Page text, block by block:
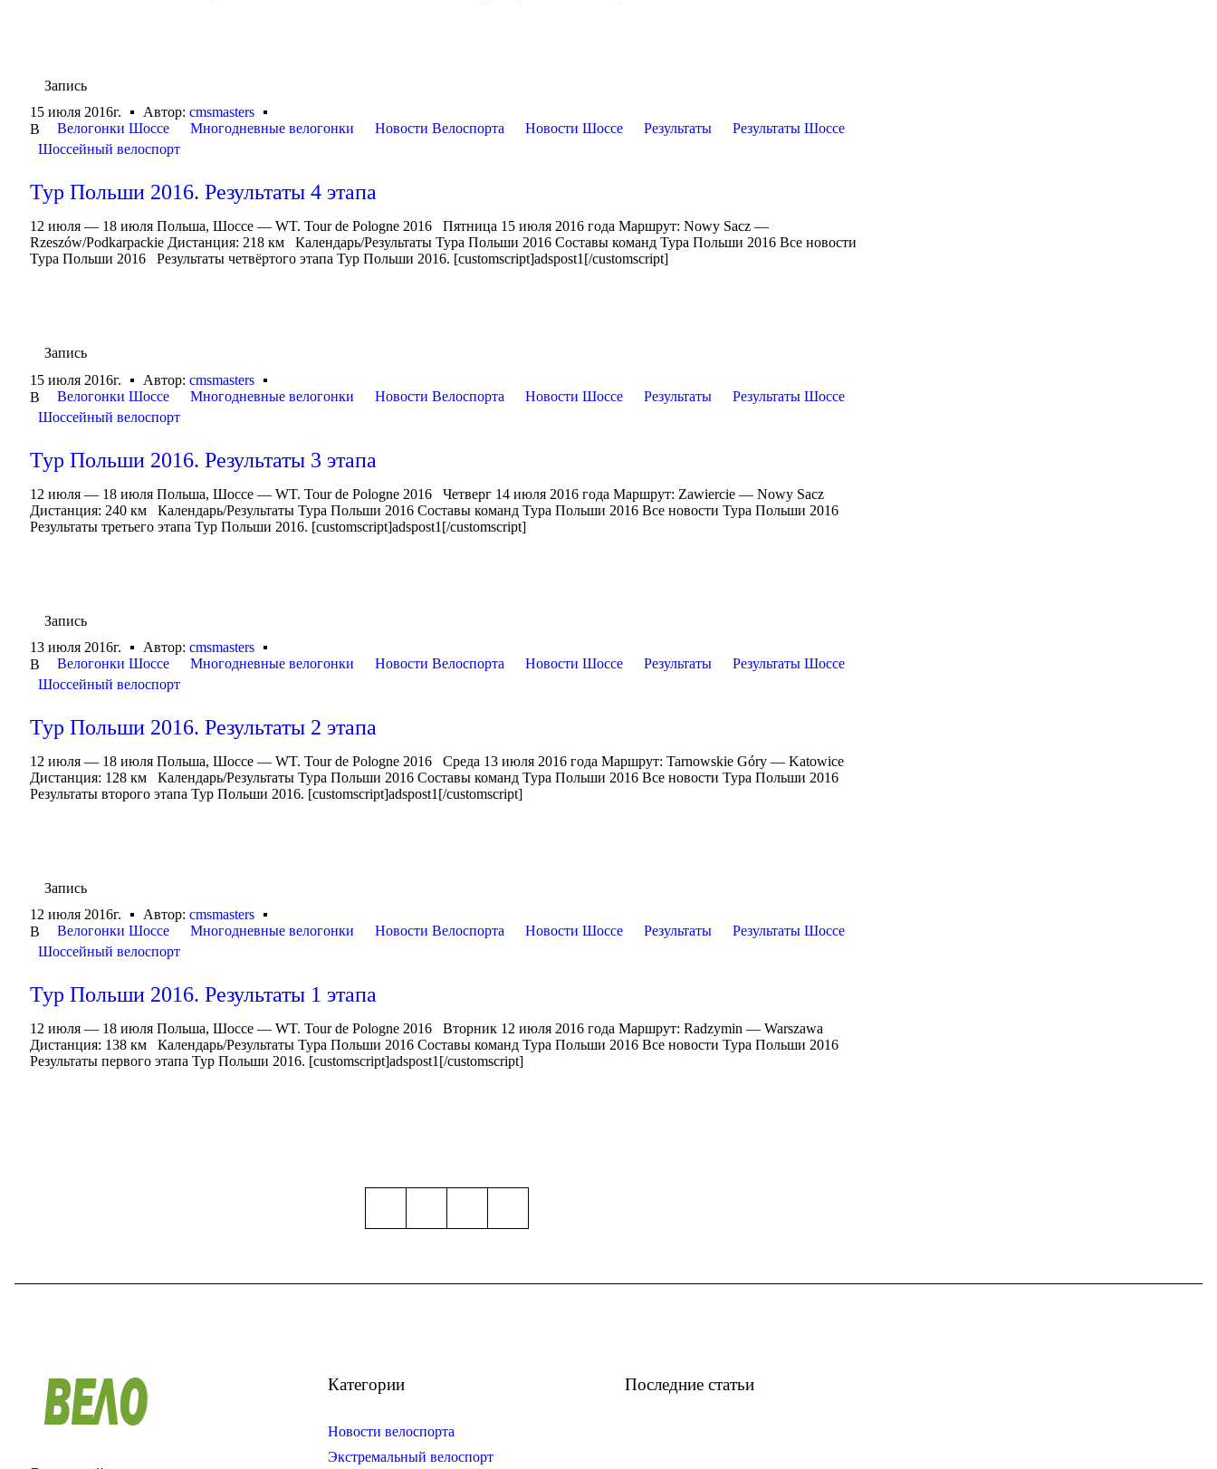
Запись
15 июля 2016г.
Автор:cmsmasters
В
Велогонки Шоссе Многодневные велогонки Новости Велоспорта Новости Шоссе Результаты
Результаты Шоссе
Шоссейный велоспорт
Тур Польши 2016. Результаты 4 этапа
12 июля — 18 июля Польша, Шоссе — WT. Tour de Pologne 2016 Пятница 15 июля 2016 года Маршрут: Nowy Sacz —
Rzeszów/Podkarpackie Дистанция: 218 км Календарь/Результаты Тура Польши 2016 Составы команд Тура Польши 2016 Все новости
Тура Польши 2016 Результаты четвёртого этапа Тур Польши 2016. [customscript]adspost1[/customscript]
Запись
15 июля 2016г.
Автор:cmsmasters
В
Велогонки Шоссе Многодневные велогонки Новости Велоспорта Новости Шоссе Результаты
Результаты Шоссе
Шоссейный велоспорт
Тур Польши 2016. Результаты 3 этапа
12 июля — 18 июля Польша, Шоссе — WT. Tour de Pologne 2016 Четверг 14 июля 2016 года Маршрут: Zawiercie — Nowy Sacz
Дистанция: 240 км Календарь/Результаты Тура Польши 2016 Составы команд Тура Польши 2016 Все новости Тура Польши 2016
Результаты третьего этапа Тур Польши 2016. [customscript]adspost1[/customscript]
Запись
13 июля 2016г.
Автор:cmsmasters
В
Велогонки Шоссе Многодневные велогонки Новости Велоспорта Новости Шоссе Результаты
Результаты Шоссе
Шоссейный велоспорт
Тур Польши 2016. Результаты 2 этапа
12 июля — 18 июля Польша, Шоссе — WT. Tour de Pologne 2016 Среда 13 июля 2016 года Маршрут: Tarnowskie Góry — Katowice
Дистанция: 128 км Календарь/Результаты Тура Польши 2016 Составы команд Тура Польши 2016 Все новости Тура Польши 2016
Результаты второго этапа Тур Польши 2016. [customscript]adspost1[/customscript]
Запись
12 июля 2016г.
Автор:cmsmasters
В
Велогонки Шоссе Многодневные велогонки Новости Велоспорта Новости Шоссе Результаты
Результаты Шоссе
Шоссейный велоспорт
Тур Польши 2016. Результаты 1 этапа
12 июля — 18 июля Польша, Шоссе — WT. Tour de Pologne 2016 Вторник 12 июля 2016 года Маршрут: Radzymin — Warszawa
Дистанция: 138 км Календарь/Результаты Тура Польши 2016 Составы команд Тура Польши 2016 Все новости Тура Польши 2016
Результаты первого этапа Тур Польши 2016. [customscript]adspost1[/customscript]
Категории
Новости велоспорта
Экстремальный велоспорт
Последние статьи